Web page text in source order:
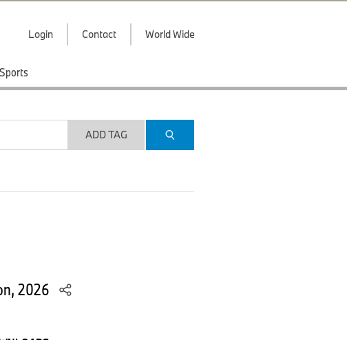
Login Contact World Wide
Sports
ADD TAG
2026